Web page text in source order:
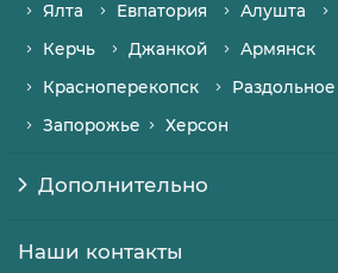
Ялта
Евпатория Алушта
Керчь
Джанкой
Армянск
Красноперекопск
Раздольное
Запорожье
Херсон
Дополнительно
Наши контакты